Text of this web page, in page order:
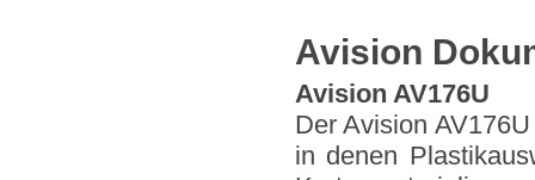
Avision
Avision AV176U
Der Avision
in denen